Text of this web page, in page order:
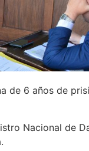
de 6 años de
Nacional de